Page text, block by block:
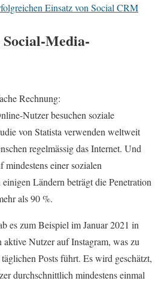
Einsatz von Social CRM
Media-
Rechnung:
Nutzer besuchen soziale
von Statista verwenden weltweit
regelmässig das Internet. Und
einer sozialen
Ländern beträgt die Penetration
als 90 %.
es zum Beispiel im Januar 2021 in
Nutzer auf Instagram, was zu
Posts führt. Es wird geschätzt,
durchschnittlich mindestens einmal